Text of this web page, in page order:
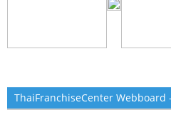
ThaiFranchiseCenter Webboard